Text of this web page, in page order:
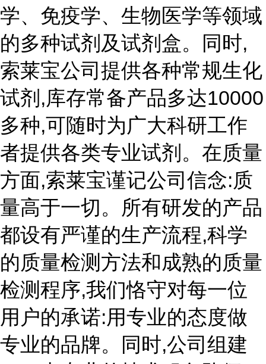
学、免疫学、生物医学等领域
的多种试剂及试剂盒。同时,
索莱宝公司提供各种常规生化
试剂,库存常备产品多达10000
多种,可随时为广大科研工作
者提供各类专业试剂。在质量
方面,索莱宝谨记公司信念:质
量高于一切。所有研发的产品
都设有严谨的生产流程,科学
的质量检测方法和成熟的质量
检测程序,我们恪守对每一位
用户的承诺:用专业的态度做
专业的品牌。同时,公司组建